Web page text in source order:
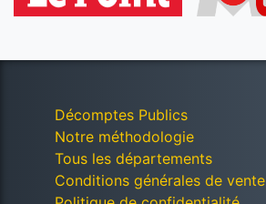
Décomptes Publics
Notre méthodologie
Tous les départements
Conditions générales de vente